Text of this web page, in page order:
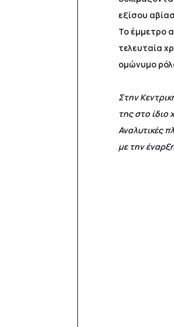
εξίσου
Το έμμετρο
τελευταία
ομώνυμο
Στην
της στο ίδιο
Αναλυτικές
με την